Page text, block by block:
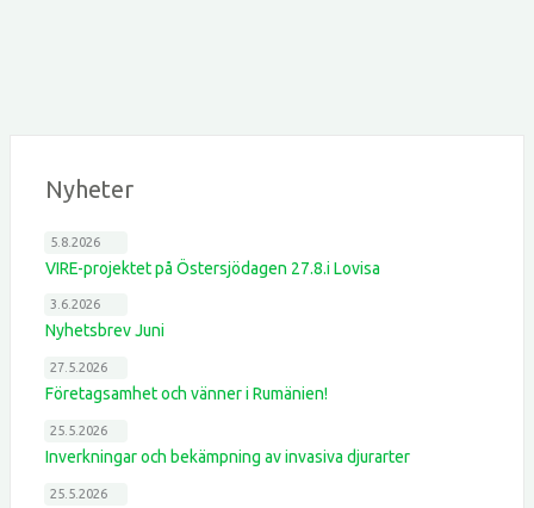
Nyheter
VIRE-projektet på Östersjödagen 27.8.i Lovisa
5.8.2026
Nyhetsbrev Juni
3.6.2026
Företagsamhet och vänner i Rumänien!
27.5.2026
Inverkningar och bekämpning av invasiva djurarter
25.5.2026
25.5.2026